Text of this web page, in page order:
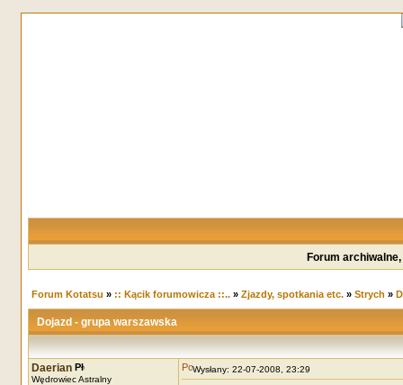
Forum
Forum Kotatsu » :: Kącik forumowicza ::..» Zjazdy, spotkania etc.» Strych »
Dojazd - grupa warszawska
Daerian
Wędrowiec Astralny
Wysłany: 22-07-2008, 23:29